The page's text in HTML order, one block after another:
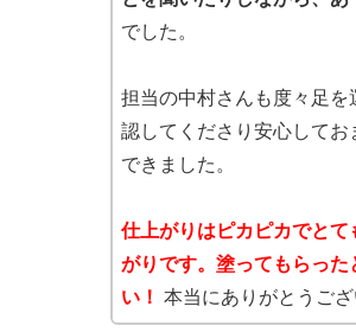
でした。
担当の中村さんも度々足を
認してくださり安心してお
できました。
仕上がりはピカピカでとて
がりです。塗ってもらった
い！ 本当にありがとうござ